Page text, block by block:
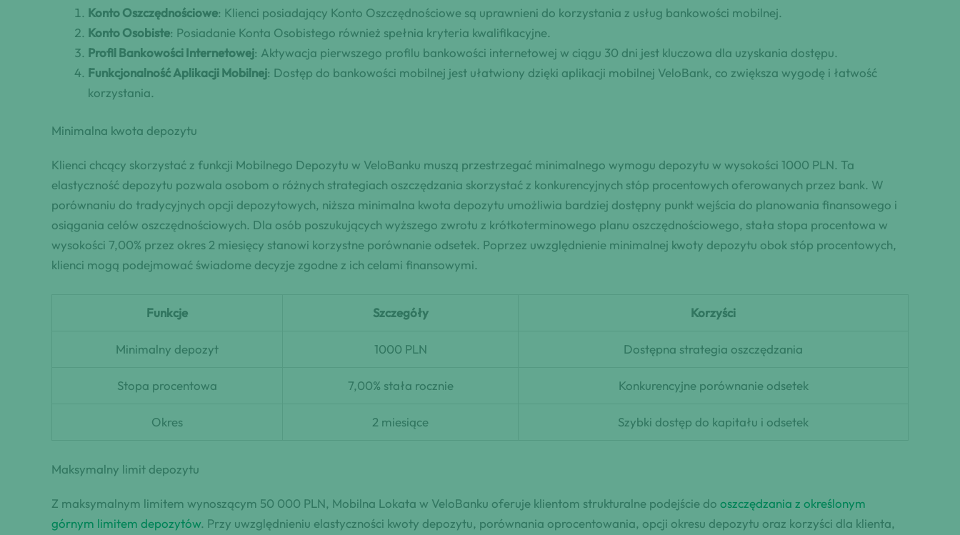
Konto Oszczędnościowe: Klienci posiadający Konto Oszczędnościowe są uprawnieni do korzystania z usług bankowości mobilnej.
Konto Osobiste: Posiadanie Konta Osobistego również spełnia kryteria kwalifikacyjne.
Profil Bankowości Internetowej: Aktywacja pierwszego profilu bankowości internetowej w ciągu 30 dni jest kluczowa dla uzyskania dostępu.
Funkcjonalność Aplikacji Mobilnej: Dostęp do bankowości mobilnej jest ułatwiony dzięki aplikacji mobilnej VeloBank, co zwiększa wygodę i łatwość
korzystania.
Minimalna kwota depozytu
Klienci chcący skorzystać z funkcji Mobilnego Depozytu w VeloBanku muszą przestrzegać minimalnego wymogu depozytu w wysokości 1000 PLN. Ta
elastyczność depozytu pozwala osobom o różnych strategiach oszczędzania skorzystać z konkurencyjnych stóp procentowych oferowanych przez bank. W
porównaniu do tradycyjnych opcji depozytowych, niższa minimalna kwota depozytu umożliwia bardziej dostępny punkt wejścia do planowania finansowego i
osiągania celów oszczędnościowych. Dla osób poszukujących wyższego zwrotu z krótkoterminowego planu oszczędnościowego, stała stopa procentowa w
wysokości 7,00% przez okres 2 miesięcy stanowi korzystne porównanie odsetek. Poprzez uwzględnienie minimalnej kwoty depozytu obok stóp procentowych,
klienci mogą podejmować świadome decyzje zgodne z ich celami finansowymi.
Funkcje Szczegóły Korzyści
Minimalny depozyt 1000 PLN Dostępna strategia oszczędzania
Stopa procentowa 7,00% stała rocznie Konkurencyjne porównanie odsetek
Okres 2 miesiące Szybki dostęp do kapitału i odsetek
Maksymalny limit depozytu
Z maksymalnym limitem wynoszącym 50 000 PLN, Mobilna Lokata w VeloBanku oferuje klientom strukturalne podejście do oszczędzania z określonym
górnym limitem depozytów. Przy uwzględnieniu elastyczności kwoty depozytu, porównania oprocentowania, opcji okresu depozytu oraz korzyści dla klienta,